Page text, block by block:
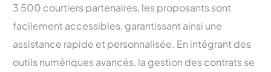
3 500 courtiers partenaires, les proposants sont
facilement accessibles, garantissant ainsi une
assistance rapide et personnalisée. En intégrant des
outils numériques avancés, la gestion des contrats se